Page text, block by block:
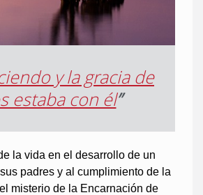
y la gracia de
estaba con él”
la vida en el desarrollo de un
padres y al cumplimiento de la
misterio de la Encarnación de